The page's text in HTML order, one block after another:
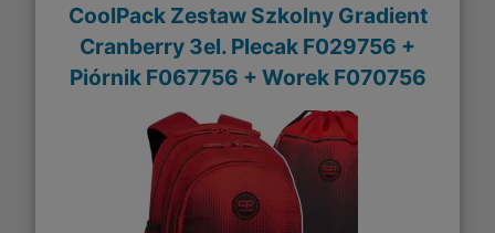
CoolPack Zestaw Szkolny Gradient
Cranberry 3el. Plecak F029756 +
Piórnik F067756 + Worek F070756